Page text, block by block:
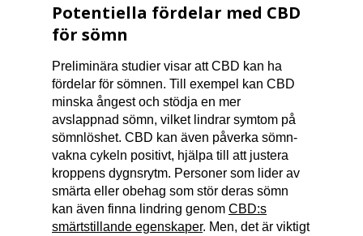
Potentiella fördelar med CBD
för sömn
Preliminära studier visar att CBD kan ha
fördelar för sömnen. Till exempel kan CBD
minska ångest och stödja en mer
avslappnad sömn, vilket lindrar symtom på
sömnlöshet. CBD kan även påverka sömn-
vakna cykeln positivt, hjälpa till att justera
kroppens dygnsrytm. Personer som lider av
smärta eller obehag som stör deras sömn
kan även finna lindring genomCBD:s
smärtstillande egenskaper. Men, det är viktigt